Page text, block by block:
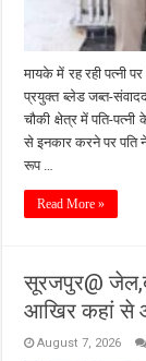
मायके में रह रही पत्नी
प्रयुक्त ब्लेड जब्त-
चौकी क्षेत्र में पति-
से इनकार करने पर पति
रूप …
Read More »
सूरजपुर@
आखिर कहां से
August 7, 2026